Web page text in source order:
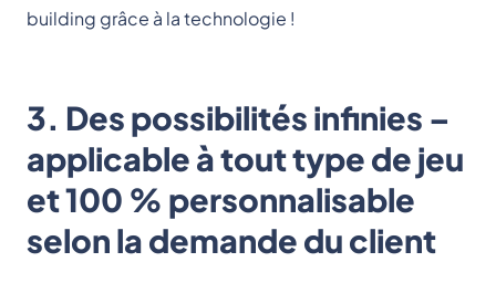
building grâce à la technologie !
3. Des possibilités infinies –
applicable à tout type de jeu
et 100 % personnalisable
selon la demande du client